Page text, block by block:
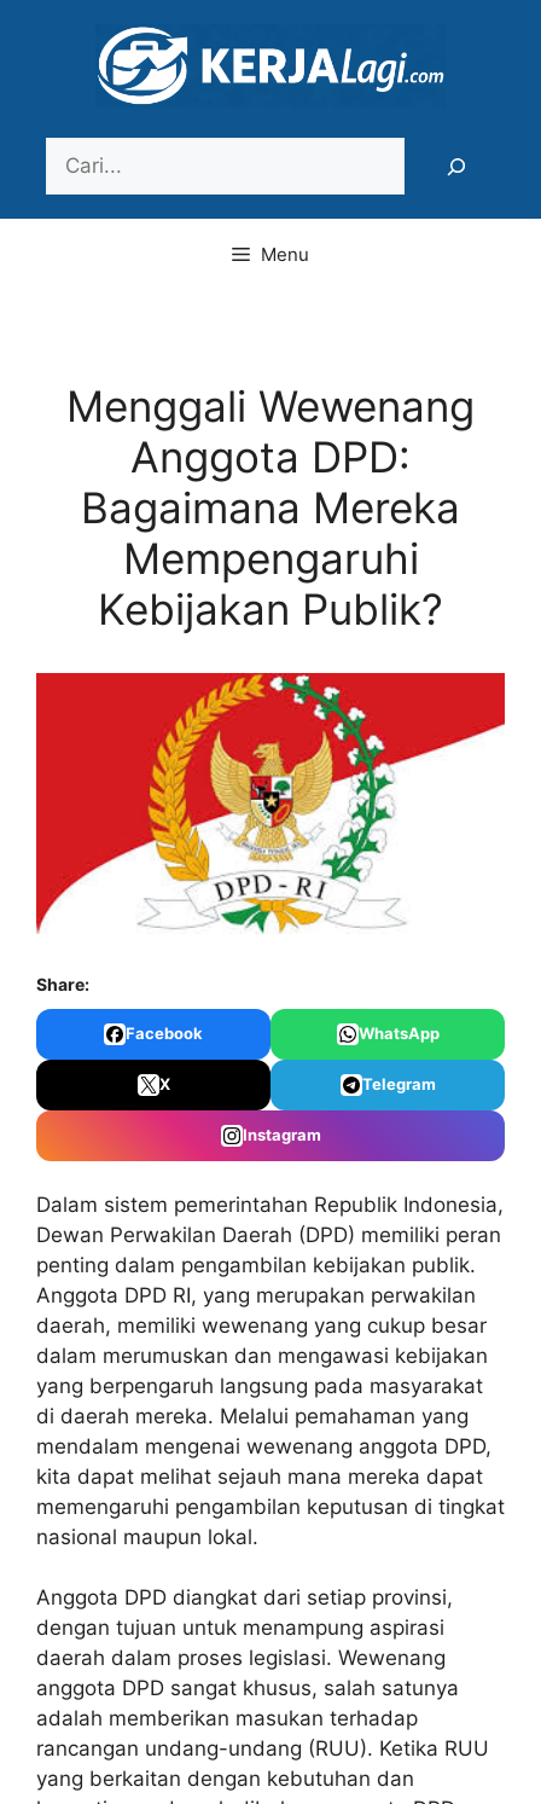
Menu
Menggali Wewenang
Anggota DPD:
Bagaimana Mereka
Mempengaruhi
Kebijakan Publik?
Share:
Facebook WhatsApp
X Telegram
Instagram
Dalam sistem pemerintahan Republik Indonesia,
Dewan Perwakilan Daerah (DPD) memiliki peran
penting dalam pengambilan kebijakan publik.
Anggota DPD RI, yang merupakan perwakilan
daerah, memiliki wewenang yang cukup besar
dalam merumuskan dan mengawasi kebijakan
yang berpengaruh langsung pada masyarakat
di daerah mereka. Melalui pemahaman yang
mendalam mengenai wewenang anggota DPD,
kita dapat melihat sejauh mana mereka dapat
memengaruhi pengambilan keputusan di tingkat
nasional maupun lokal.
Anggota DPD diangkat dari setiap provinsi,
dengan tujuan untuk menampung aspirasi
daerah dalam proses legislasi. Wewenang
anggota DPD sangat khusus, salah satunya
adalah memberikan masukan terhadap
rancangan undang-undang (RUU). Ketika RUU
yang berkaitan dengan kebutuhan dan